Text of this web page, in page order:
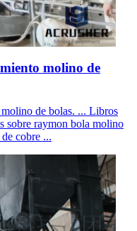
molino de
de bolas. ... Libros
sobre raymon bola molino
cobre ...